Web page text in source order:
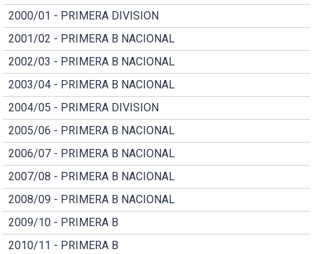
2000/01 - PRIMERA DIVISION
2001/02 - PRIMERA B NACIONAL
2002/03 - PRIMERA B NACIONAL
2003/04 - PRIMERA B NACIONAL
2004/05 - PRIMERA DIVISION
2005/06 - PRIMERA B NACIONAL
2006/07 - PRIMERA B NACIONAL
2007/08 - PRIMERA B NACIONAL
2008/09 - PRIMERA B NACIONAL
2009/10 - PRIMERA B
2010/11 - PRIMERA B